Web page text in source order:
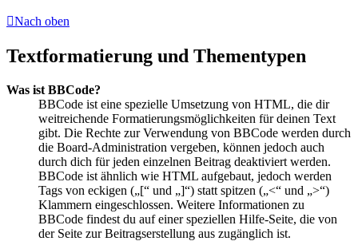
Nach oben
Textformatierung und Thementypen
Was ist BBCode?
BBCode ist eine spezielle Umsetzung von HTML, die dir
weitreichende Formatierungsmöglichkeiten für deinen Text
gibt. Die Rechte zur Verwendung von BBCode werden durch
die Board-Administration vergeben, können jedoch auch
durch dich für jeden einzelnen Beitrag deaktiviert werden.
BBCode ist ähnlich wie HTML aufgebaut, jedoch werden
Tags von eckigen („[“ und „]“) statt spitzen („<“ und „>“)
Klammern eingeschlossen. Weitere Informationen zu
BBCode findest du auf einer speziellen Hilfe-Seite, die von
der Seite zur Beitragserstellung aus zugänglich ist.